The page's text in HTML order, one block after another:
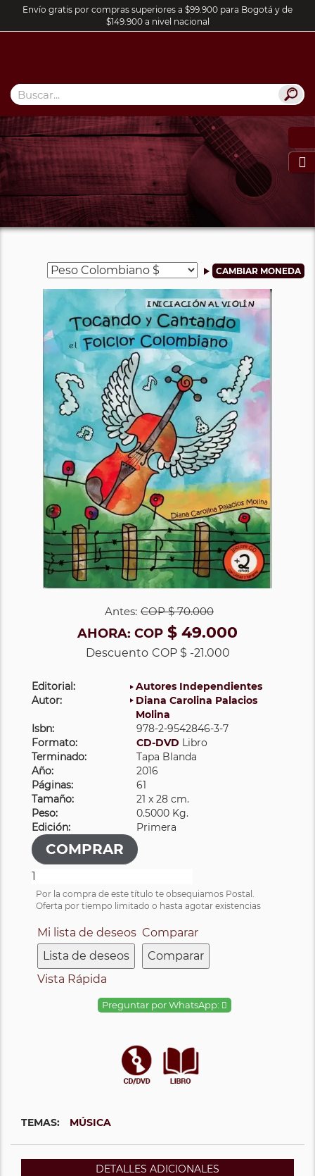
Envío gratis por compras superiores a $99.900 para Bogotá y de
$149.900 a nivel nacional

Antes: COP$ 70.000
AHORA: COP $ 49.000
Descuento COP $ -21.000
Editorial:
Autores Independientes
Autor:
Diana Carolina Palacios
Molina
Isbn:
978-2-9542846-3-7
Formato:
CD-DVD Libro
Terminado:
Tapa Blanda
Año:
2016
Páginas:
61
Tamaño:
21 x 28 cm.
Peso:
0.5000 Kg.
Edición:
Primera
Por la compra de este título te obsequiamos Postal.
Oferta por tiempo limitado o hasta agotar existencias
Mi lista de deseos
Lista de deseos
Comparar
Comparar
Vista Rápida
Preguntar por WhatsApp:
TEMAS: MÚSICA
DETALLES ADICIONALES